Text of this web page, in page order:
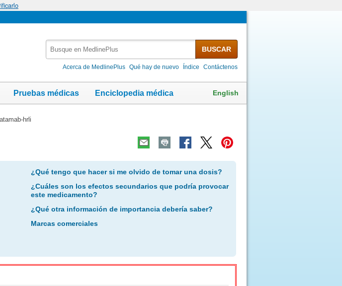
MedlinePlus
BUSCAR
Acerca de MedlinePlus Qué hay de nuevo Índice Contáctenos
Pruebas médicas Enciclopedia médica English
hrli
¿Qué tengo que hacer si me olvido de tomar una dosis?
¿Cuáles son los efectos secundarios que podría provocar
este medicamento?
¿Qué otra información de importancia debería saber?
Marcas comerciales